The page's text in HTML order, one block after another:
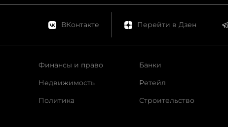
ВКонтакте Перейти в Дзен
Финансы и право
Недвижимость
Политика
Банки
Ретейл
Строительство